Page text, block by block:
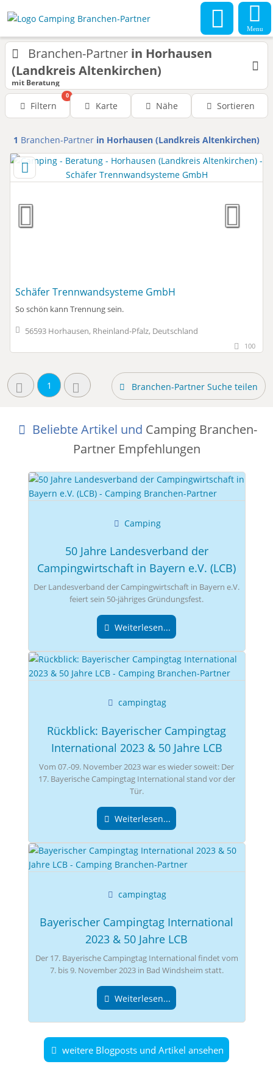
Menu
Branchen-Partner in Horhausen
(Landkreis Altenkirchen)
mit Beratung
Filtern
0
Karte Nähe Sortieren
1 Branchen-Partner in Horhausen (Landkreis Altenkirchen)
Schäfer Trennwandsysteme GmbH
So schön kann Trennung sein.
56593 Horhausen, Rheinland-Pfalz, Deutschland
100
1 Branchen-Partner Suche teilen
Beliebte Artikel und Camping Branchen-
Partner Empfehlungen
50 Jahre Landesverband der
Campingwirtschaft in Bayern e.V. (LCB)
Camping
Der Landesverband der Campingwirtschaft in Bayern e.V.
feiert sein 50-jähriges Gründungsfest.
Weiterlesen...
Rückblick: Bayerischer Campingtag
International 2023 & 50 Jahre LCB
campingtag
Vom 07.-09. November 2023 war es wieder soweit: Der
17. Bayerische Campingtag International stand vor der
Tür.
Weiterlesen...
Bayerischer Campingtag International
2023 & 50 Jahre LCB
campingtag
Der 17. Bayerische Campingtag International findet vom
7. bis 9. November 2023 in Bad Windsheim statt.
Weiterlesen...
weitere Blogposts und Artikel ansehen